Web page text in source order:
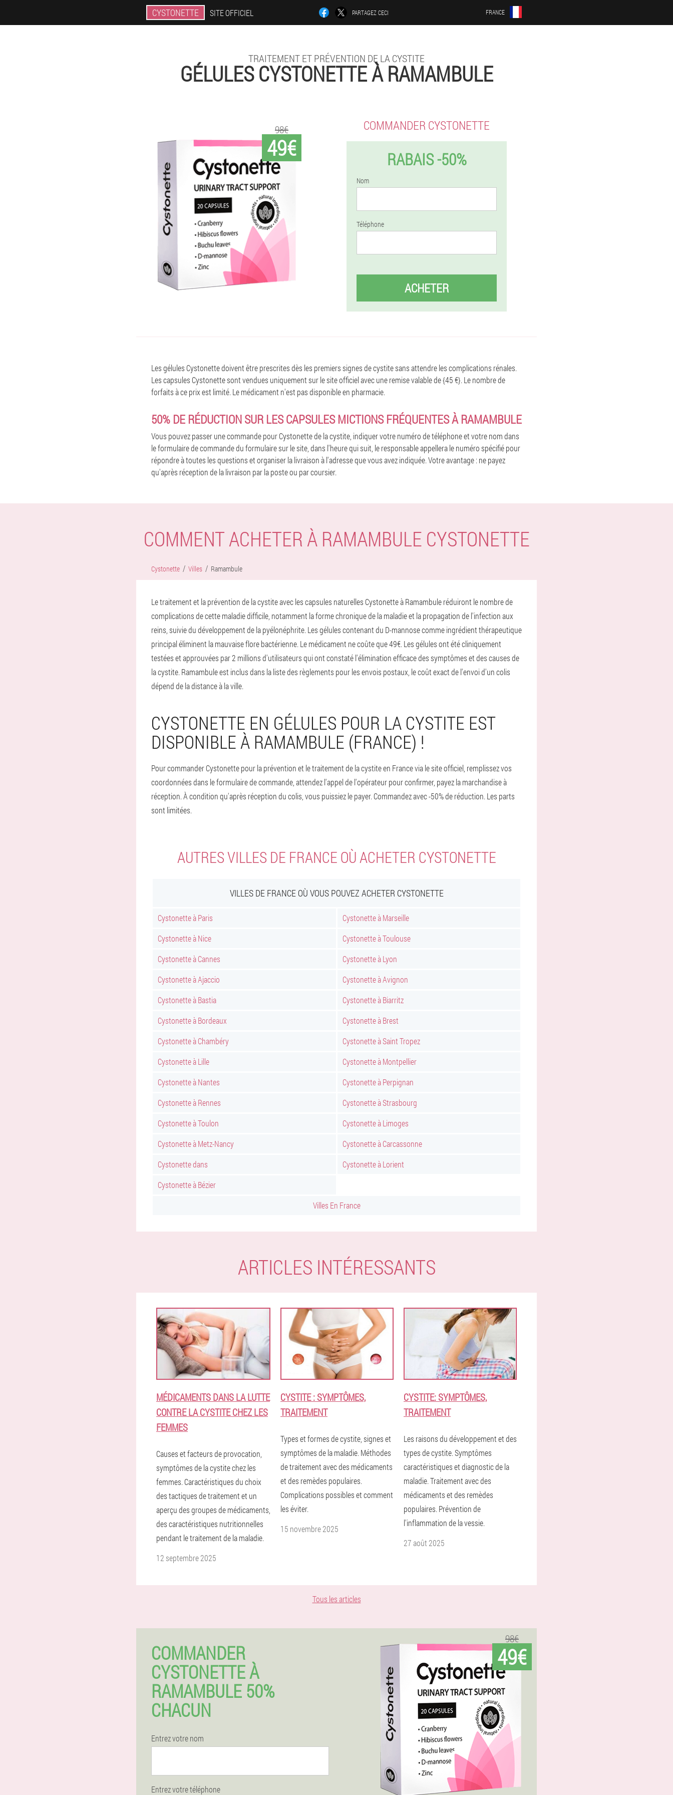
CYSTONETTE SITE OFFICIEL PARTAGEZ CECI FRANCE
TRAITEMENT ET PRÉVENTION DE LA CYSTITE
GÉLULES CYSTONETTE À RAMAMBULE
49€
98€ COMMANDER CYSTONETTE
RABAIS -50%
Nom
Téléphone
ACHETER
Les gélules Cystonette doivent être prescrites dès les premiers signes de cystite sans attendre les complications rénales.
Les capsules Cystonette sont vendues uniquement sur le site officiel avec une remise valable de {45 €}. Le nombre de
forfaits à ce prix est limité. Le médicament n'est pas disponible en pharmacie.
50% DE RÉDUCTION SUR LES CAPSULES MICTIONS FRÉQUENTES À RAMAMBULE
Vous pouvez passer une commande pour Cystonette de la cystite, indiquer votre numéro de téléphone et votre nom dans
le formulaire de commande du formulaire sur le site, dans l'heure qui suit, le responsable appellera le numéro spécifié pour
répondre à toutes les questions et organiser la livraison à l'adresse que vous avez indiquée. Votre avantage : ne payez
qu'après réception de la livraison par la poste ou par coursier.
COMMENT ACHETER À RAMAMBULE CYSTONETTE
Cystonette Villes Ramambule
Le traitement et la prévention de la cystite avec les capsules naturelles Cystonette à Ramambule réduiront le nombre de
complications de cette maladie difficile, notamment la forme chronique de la maladie et la propagation de l'infection aux
reins, suivie du développement de la pyélonéphrite. Les gélules contenant du D-mannose comme ingrédient thérapeutique
principal éliminent la mauvaise flore bactérienne. Le médicament ne coûte que 49€. Les gélules ont été cliniquement
testées et approuvées par 2 millions d'utilisateurs qui ont constaté l'élimination efficace des symptômes et des causes de
la cystite. Ramambule est inclus dans la liste des règlements pour les envois postaux, le coût exact de l'envoi d'un colis
dépend de la distance à la ville.
CYSTONETTE EN GÉLULES POUR LA CYSTITE EST
DISPONIBLE À RAMAMBULE (FRANCE) !
Pour commander Cystonette pour la prévention et le traitement de la cystite en France via le site officiel, remplissez vos
coordonnées dans le formulaire de commande, attendez l'appel de l'opérateur pour confirmer, payez la marchandise à
réception. À condition qu'après réception du colis, vous puissiez le payer. Commandez avec -50% de réduction. Les parts
sont limitées.
AUTRES VILLES DE FRANCE OÙ ACHETER CYSTONETTE
VILLES DE FRANCE OÙ VOUS POUVEZ ACHETER CYSTONETTE
Cystonette à Paris
Cystonette à Marseille
Cystonette à Nice
Cystonette à Toulouse
Cystonette à Cannes
Cystonette à Lyon
Cystonette à Ajaccio
Cystonette à Avignon
Cystonette à Bastia
Cystonette à Biarritz
Cystonette à Bordeaux
Cystonette à Brest
Cystonette à Chambéry
Cystonette à Saint Tropez
Cystonette à Lille
Cystonette à Montpellier
Cystonette à Nantes
Cystonette à Perpignan
Cystonette à Rennes
Cystonette à Strasbourg
Cystonette à Toulon
Cystonette à Limoges
Cystonette à Metz-Nancy
Cystonette à Carcassonne
Cystonette dans
Cystonette à Lorient
Cystonette à Bézier
Villes En France
ARTICLES INTÉRESSANTS
MÉDICAMENTS DANS LA LUTTE
CONTRE LA CYSTITE CHEZ LES
FEMMES
Causes et facteurs de provocation,
symptômes de la cystite chez les
femmes. Caractéristiques du choix
des tactiques de traitement et un
aperçu des groupes de médicaments,
des caractéristiques nutritionnelles
pendant le traitement de la maladie.
12 septembre 2025
CYSTITE : SYMPTÔMES,
TRAITEMENT
Types et formes de cystite, signes et
symptômes de la maladie. Méthodes
de traitement avec des médicaments
et des remèdes populaires.
Complications possibles et comment
les éviter.
15 novembre 2025
CYSTITE: SYMPTÔMES,
TRAITEMENT
Les raisons du développement et des
types de cystite. Symptômes
caractéristiques et diagnostic de la
maladie. Traitement avec des
médicaments et des remèdes
populaires. Prévention de
l'inflammation de la vessie.
27 août 2025
Tous les articles
COMMANDER
CYSTONETTE À
RAMAMBULE 50%
CHACUN
Entrez votre nom
Entrez votre téléphone
98€
49€